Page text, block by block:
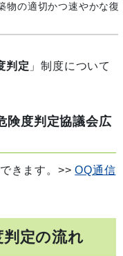
物の適切かつ速やかな復
判定 」制度について
険度判定協議会広
きます。>>OQ通信
判定の流れ